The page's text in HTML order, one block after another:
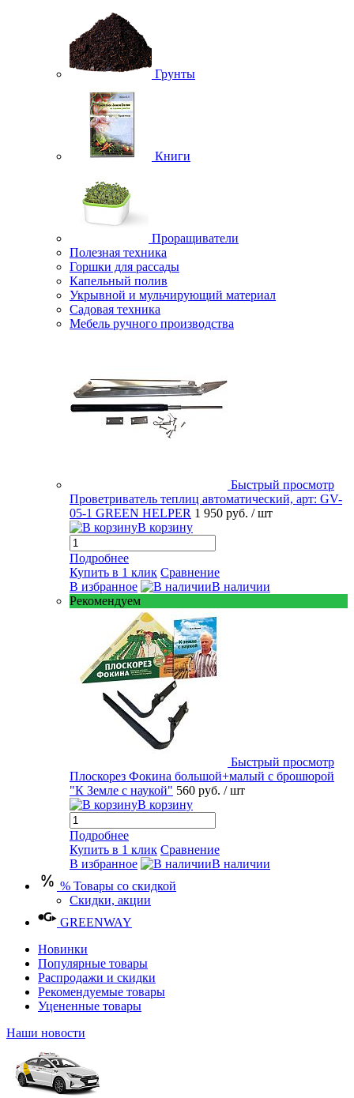
Грунты
Книги
Проращиватели
Полезная техника
Горшки для рассады
Капельный полив
Укрывной и мульчирующий материал
Садовая техника
Мебель ручного производства
Быстрый просмотр
Проветриватель теплиц автоматический, арт: GV-
05-1 GREEN HELPER 1 950 руб. / шт
В корзину
Подробнее
Купить в 1 клик Сравнение
В избранное
В наличии
Рекомендуем
Быстрый просмотр
Плоскорез Фокина большой+малый с брошюрой
"К Земле с наукой" 560 руб. / шт
В корзину
Подробнее
Купить в 1 клик Сравнение
В избранное
В наличии
% Товары со скидкой
Скидки, акции
GREENWAY
Новинки
Популярные товары
Распродажи и скидки
Рекомендуемые товары
Уцененные товары
Наши новости